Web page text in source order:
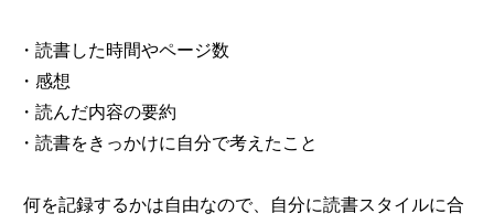
・読書した時間やページ数
・感想
・読んだ内容の要約
・読書をきっかけに自分で考えたこと
何を記録するかは自由なので、自分に読書スタイルに合